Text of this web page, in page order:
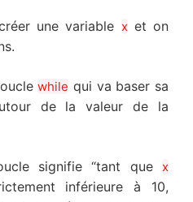
une variable xet on
while qui va baser sa
de la valeur de la
signifie “tant que x
inférieure à 10,